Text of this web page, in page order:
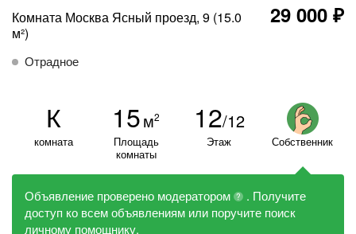
Комната Москва Ясный проезд, 9 (15.0
м²)
29 000 ₽
Отрадное
К
комната
15м2
Площадь
комнаты
12/12
Этаж Собственник
Объявление проверено модератором ?
. Получите
доступ ко всем объявлениям или поручите поиск
личному помощнику.